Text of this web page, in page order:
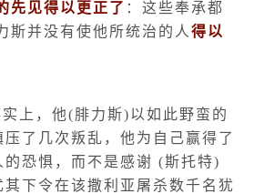
先见得以更正了 ：这些奉承都
斯并没有使他所统治的人 得以
实上，他(腓力斯)以如此野蛮的
压了几次叛乱，他为自己赢得了
的恐惧，而不是感谢 (斯托特)
其下令在该撒利亚屠杀数千名犹